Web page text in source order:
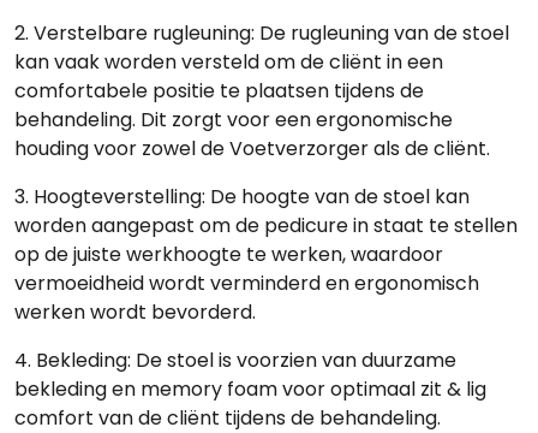
2. Verstelbare rugleuning: De rugleuning van de stoel
kan vaak worden versteld om de cliënt in een
comfortabele positie te plaatsen tijdens de
behandeling. Dit zorgt voor een ergonomische
houding voor zowel de Voetverzorger als de cliënt.
3. Hoogteverstelling: De hoogte van de stoel kan
worden aangepast om de pedicure in staat te stellen
op de juiste werkhoogte te werken, waardoor
vermoeidheid wordt verminderd en ergonomisch
werken wordt bevorderd.
4. Bekleding: De stoel is voorzien van duurzame
bekleding en memory foam voor optimaal zit & lig
comfort van de cliënt tijdens de behandeling.